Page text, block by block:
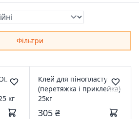
Фільтри
кг
Клей для пінопласту
(перетяжка і приклейка)
25кг
305 ₴